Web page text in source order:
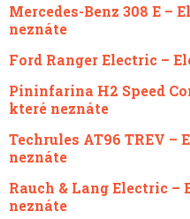
Mercedes-Benz 308 E –
neznáte
Ford Ranger Electric –
Pininfarina H2 Speed
které neznáte
Techrules AT96 TREV
neznáte
Rauch & Lang Electric
neznáte